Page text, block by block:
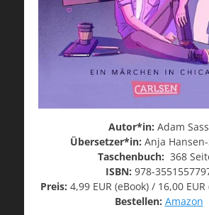
Autor*in: Adam Sass
Übersetzer*in: Anja
Taschenbuch: 368
ISBN: 978-
Preis: 4,99 EUR (eBook) / 16,00
Bestellen: Amazon